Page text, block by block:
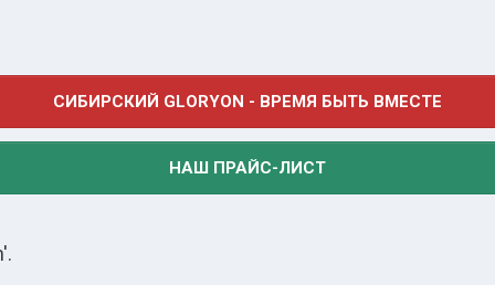
СИБИРСКИЙ GLORYON - ВРЕМЯ БЫТЬ ВМЕСТЕ
НАШ ПРАЙС-ЛИСТ